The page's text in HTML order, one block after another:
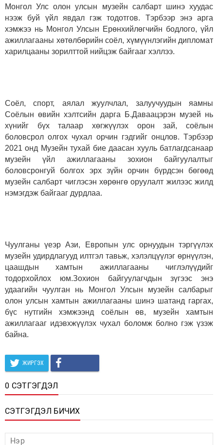
Монгол Улс олон улсын музейн салбарт шинэ хуудас
нээж буй үйл явдал гэж тодотгов. Тэрбээр энэ арга
хэмжээ нь Монгол Улсын Ерөнхийлөгчийн бодлого, үйл
ажиллагааны хөтөлбөрийн соёл, хүмүүнлэгийн дипломат
харилцааны зорилттой нийцэж байгааг хэллээ.
Соёл, спорт, аялал жуулчлал, залуучуудын яамны
Соёлын өвийн хэлтсийн дарга Б.Даваацэрэн музей нь
хүнийг бүх талаар хөгжүүлэх орон зай, соёлын
боловсрол олгох чухал орчин гэдгийг онцлов. Тэрбээр
2021 онд Музейн тухай бие даасан хууль батлагдсанаар
музейн үйл ажиллагааны зохион байгуулалтыг
боловсронгуй болгох эрх зүйн орчин бүрдсэн бөгөөд
музейн салбарт чиглэсэн хөрөнгө оруулалт жилээс жилд
нэмэгдэж байгааг дурдлаа.
Чуулганы үеэр Ази, Европын улс орнуудын тэргүүлэх
музейн удирдлагууд илтгэл тавьж, хэлэлцүүлэг өрнүүлэн,
цаашдын хамтын ажиллагааны чиглэлүүдийг
тодорхойлох юм.Зохион байгуулагчдын зүгээс энэ
удаагийн чуулган нь Монгол Улсын музейн салбарыг
олон улсын хамтын ажиллагааны шинэ шатанд гаргах,
бүс нутгийн хэмжээнд соёлын өв, музейн хамтын
ажиллагааг идэвхжүүлэх чухал боломж болно гэж үзэж
байна.
ЖИРГЭХ
0 СЭТГЭГДЭЛ
СЭТГЭГДЭЛ БИЧИХ